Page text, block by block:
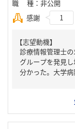
職種 ： 非公開
感謝
1
【志望動機】
診療情報管理士
グループを発見
分かった。大学